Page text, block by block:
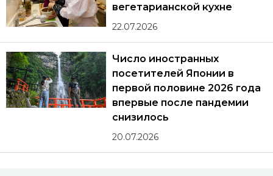
вегетарианской кухне
22.07.2026
Число иностранных
посетителей Японии в
первой половине 2026 года
впервые после пандемии
снизилось
20.07.2026